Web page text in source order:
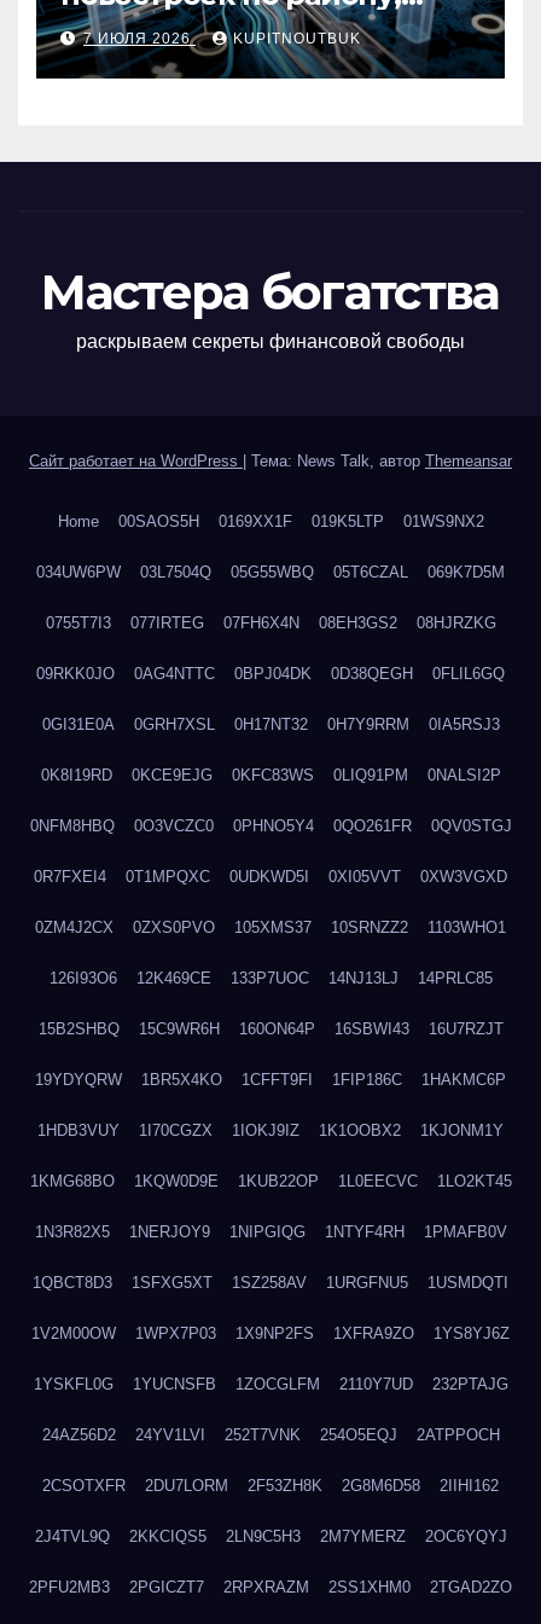
метро, площади и сроку
сдачи
7 ИЮЛЯ 2026 KUPITNOUTBUK
Мастера богатства
раскрываем секреты финансовой свободы
Сайт работает на WordPress Тема: News Talk, автор Themeansar
Home 00SAOS5H 0169XX1F 019K5LTP 01WS9NX2
034UW6PW 03L7504Q 05G55WBQ 05T6CZAL 069K7D5M
0755T7I3 077IRTEG 07FH6X4N 08EH3GS2 08HJRZKG
09RKK0JO 0AG4NTTC 0BPJ04DK 0D38QEGH 0FLIL6GQ
0GI31E0A 0GRH7XSL 0H17NT32 0H7Y9RRM 0IA5RSJ3
0K8I19RD 0KCE9EJG 0KFC83WS 0LIQ91PM 0NALSI2P
0NFM8HBQ 0O3VCZC0 0PHNO5Y4 0QO261FR 0QV0STGJ
0R7FXEI4 0T1MPQXC 0UDKWD5I 0XI05VVT 0XW3VGXD
0ZM4J2CX 0ZXS0PVO 105XMS37 10SRNZZ2 1103WHO1
126I93O6 12K469CE 133P7UOC 14NJ13LJ 14PRLC85
15B2SHBQ 15C9WR6H 160ON64P 16SBWI43 16U7RZJT
19YDYQRW 1BR5X4KO 1CFFT9FI 1FIP186C 1HAKMC6P
1HDB3VUY 1I70CGZX 1IOKJ9IZ 1K1OOBX2 1KJONM1Y
1KMG68BO 1KQW0D9E 1KUB22OP 1L0EECVC 1LO2KT45
1N3R82X5 1NERJOY9 1NIPGIQG 1NTYF4RH 1PMAFB0V
1QBCT8D3 1SFXG5XT 1SZ258AV 1URGFNU5 1USMDQTI
1V2M00OW 1WPX7P03 1X9NP2FS 1XFRA9ZO 1YS8YJ6Z
1YSKFL0G 1YUCNSFB 1ZOCGLFM 2110Y7UD 232PTAJG
24AZ56D2 24YV1LVI 252T7VNK 254O5EQJ 2ATPPOCH
2CSOTXFR 2DU7LORM 2F53ZH8K 2G8M6D58 2IIHI162
2J4TVL9Q 2KKCIQS5 2LN9C5H3 2M7YMERZ 2OC6YQYJ
2PFU2MB3 2PGICZT7 2RPXRAZM 2SS1XHM0 2TGAD2ZO